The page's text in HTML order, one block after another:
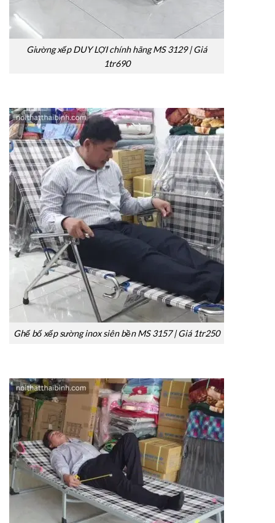
Giường xếp DUY LỢI chính hãng MS 3129 | Giá
1tr690
Ghế bố xếp sường inox siên bền MS 3157 | Giá 1tr250